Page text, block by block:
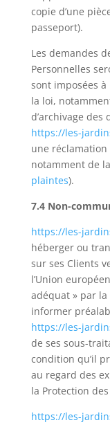
copie d’une
passeport).
Les demandes
Personnelles
sont imposées à
la loi,
d’archivage
https://les-
une
notamment de
plaintes).
7.4 Non-
https://les-
héberger ou
sur ses Clients
l’Union
adéquat » par
informer
https://les-
de ses sous-
condition qu’il
au regard des
la Protection
https://les-